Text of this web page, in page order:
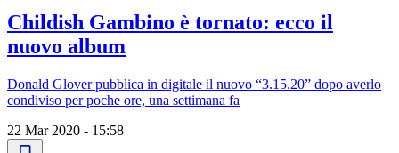
Childish Gambino è tornato: ecco il
nuovo album
Donald Glover pubblica in digitale il nuovo “3.15.20” dopo averlo
condiviso per poche ore, una settimana fa
22 Mar 2020 - 15:58